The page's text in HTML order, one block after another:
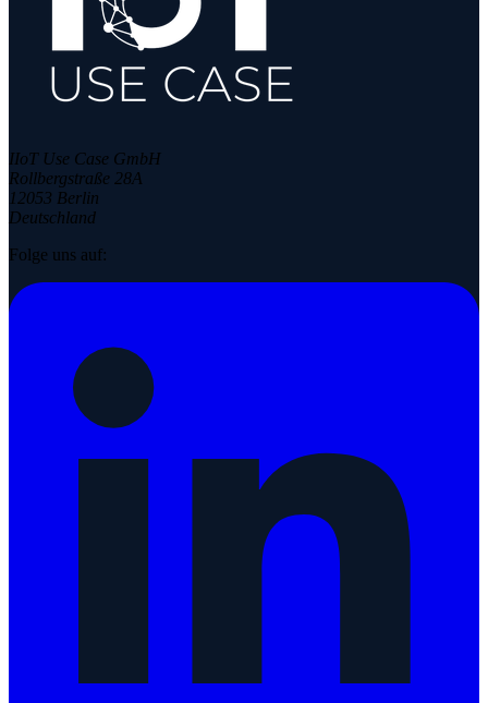
IIoT Use Case GmbH
Rollbergstraße 28A
12053 Berlin
Deutschland
Folge uns auf: